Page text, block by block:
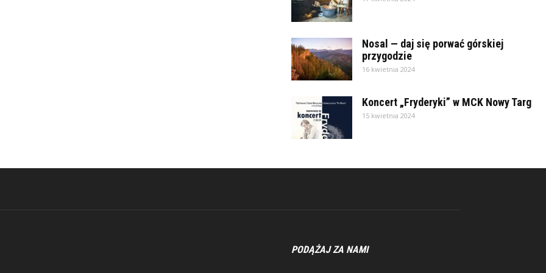
Nosal — daj się porwać górskiej
przygodzie
16 kwietnia 2024
Koncert „Fryderyki” w MCK Nowy Targ
15 kwietnia 2024
PODĄŻAJ ZA NAMI